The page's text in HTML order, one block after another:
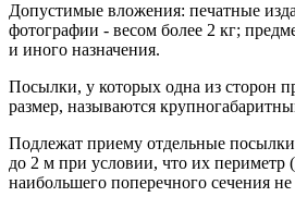
Допустимые вложения: печатные
фотографии - весом более 2 кг;
и иного назначения.
Посылки, у которых одна из сторон
размер, называются
Подлежат приему отдельные
до 2 м при условии, что их периметр
наибольшего поперечного сечения